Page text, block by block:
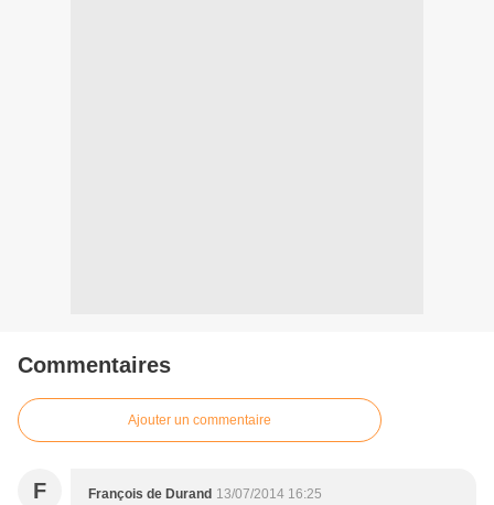
Commentaires
Ajouter un commentaire
F François de Durand 13/07/2014 16:25